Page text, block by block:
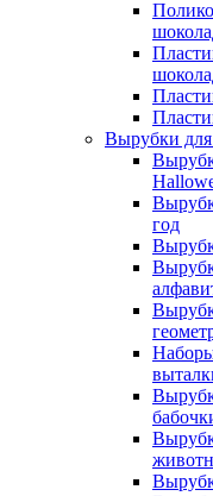
Вырубки для
год